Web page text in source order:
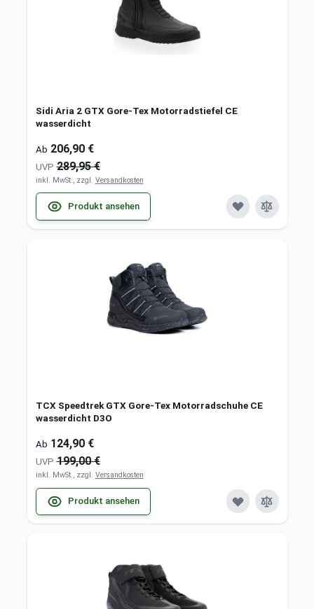
Sidi Aria 2 GTX Gore-Tex Motorradstiefel CE
wasserdicht
Ab 206,90 €
UVP 289,95 €
inkl. MwSt., zzgl. Versandkosten
Produkt ansehen
TCX Speedtrek GTX Gore-Tex Motorradschuhe CE
wasserdicht D3O
Ab 124,90 €
UVP 199,00 €
inkl. MwSt., zzgl. Versandkosten
Produkt ansehen